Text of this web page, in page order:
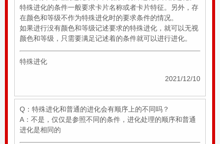
特殊进化的条件一般要求卡片名称或者卡片特征。另外，存
在颜色和等级不作为特殊进化时的要求条件的情况。
如果进行没有颜色和等级记述要求的特殊进化，就可以无视
颜色和等级，只需要满足记述着的条件就可以进行进化。
特殊进化
2021/12/10
Q：特殊进化和普通的进化会有顺序上的不同吗？
A：不是，仅仅是参照不同的条件，进化处理的顺序和普通
进化是相同的